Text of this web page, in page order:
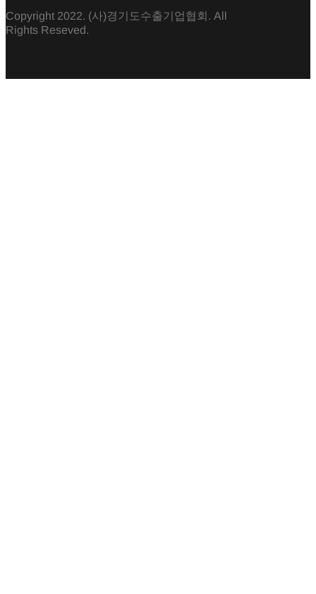
Copyright 2022. (사)경기도수출기업협회. All
Rights Reseved.